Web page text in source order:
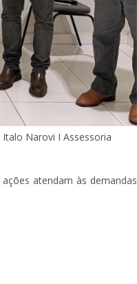
Narovi I Assessoria
atendam às demandas